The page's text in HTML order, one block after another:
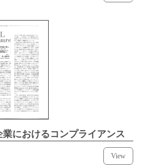
におけるコンプライアンス
View